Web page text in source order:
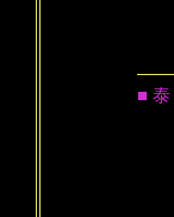
■ 泰